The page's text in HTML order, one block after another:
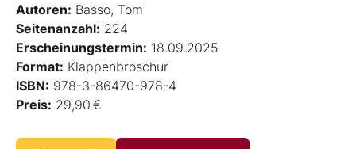
Autoren: Basso, Tom
Seitenanzahl: 224
Erscheinungstermin: 18.09.2025
Format: Klappenbroschur
ISBN: 978-3-86470-978-4
Preis: 29,90 €